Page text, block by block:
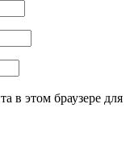
в этом браузере для